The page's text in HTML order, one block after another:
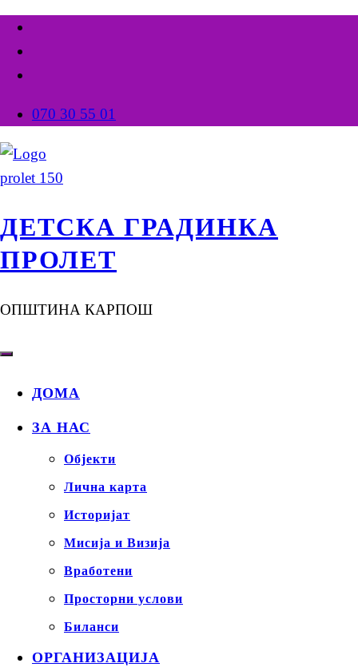
070 30 55 01
ДЕТСКА ГРАДИНКА
ПРОЛЕТ
ОПШТИНА КАРПОШ
ДОМА
ЗА НАС
Објекти
Лична карта
Историјат
Мисија и Визија
Вработени
Просторни услови
Биланси
ОРГАНИЗАЦИЈА